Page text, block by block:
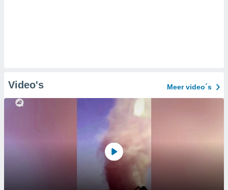
Video's Meer video´s